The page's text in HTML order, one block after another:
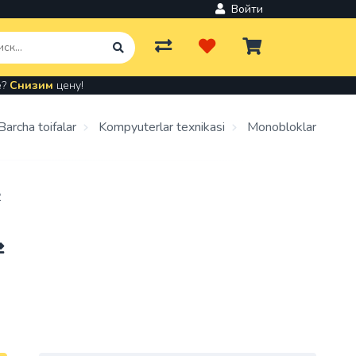
Войти
Снизим цену!
toifalar Kompyuterlar texnikasi Monobloklar